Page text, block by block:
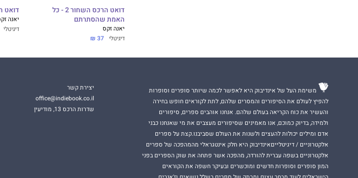
דואט הרכס השחור 2 - כל
האמת שהסתרתם
יאנה זקס
דיגיטלי 37 ₪
דואט
יאנה
דיגיטלי
משימת העל של אינדיבוק היא לאפשר לכמה שיותר סופרים וסופרות
להפיץ לעולם את הסיפורים והמסרים שלהם, לתת לקוראים חופש בחירה
והעשיר את כוח הקריאה בעולם שלהם. אנחנו אוהבים ספרים, סיפורים
ולמידה, בדיוק כמוכם, אנו מאמינים שסיפורים מעצבים את מי שאנחנו כבני
אדם ומילים יכולות להעצים ולשנות את העולם שסביבנו.קצת על ספרים
אלקטרוניים / דיגיטלייםאינדיבוק היא חלק אינטגראלי מהמהפכה של ספרים
אלקטרוניים בשפה עברית להורדה, מהפכה אשר פתחה את שוק הספרים בפני
המון סופרים וסופרות חדשים ומוכשרים ובעיקר חשפה את הקוראים
יצירת קשר
office@indiebook.co.il
שדרות הרכס 13, מודיעין